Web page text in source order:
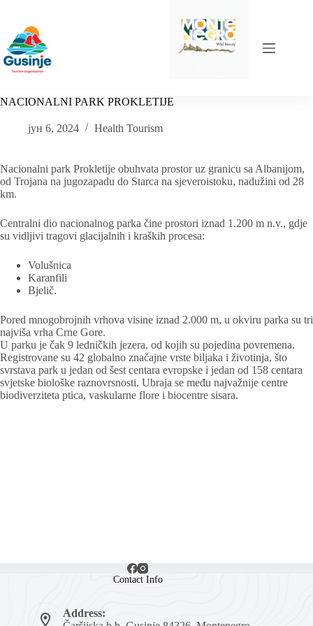
content
NACIONALNI PARK PROKLETIJE
јун 6, 2024 Health Tourism
Nacionalni park Prokletije obuhvata prostor uz granicu sa Albanijom,
od Trojana na jugozapadu do Starca na sjeveroistoku, nadužini od 28
km.
Centralni dio nacionalnog parka čine prostori iznad 1.200 m n.v., gdje
su vidljivi tragovi glacijalnih i kraških procesa:
Volušnica
Karanfili
Bjelič.
Pored mnogobrojnih vrhova visine iznad 2.000 m, u okviru parka su tri
najviša vrha Crne Gore.
U parku je čak 9 ledničkih jezera, od kojih su pojedina povremena.
Registrovane su 42 globalno značajne vrste biljaka i životinja, što
svrstava park u jedan od šest centara evropske i jedan od 158 centara
svjetske biološke raznovrsnosti. Ubraja se među najvažnije centre
biodiverziteta ptica, vaskularne flore i biocentre sisara.
Contact Info
Address: